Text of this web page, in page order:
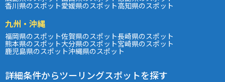
香川県のスポット愛媛県のスポット高知県のスポット
九州・沖縄
福岡県のスポット佐賀県のスポット長崎県のスポット
熊本県のスポット大分県のスポット宮崎県のスポット
鹿児島県のスポット沖縄県のスポット
詳細条件からツーリングスポットを探す